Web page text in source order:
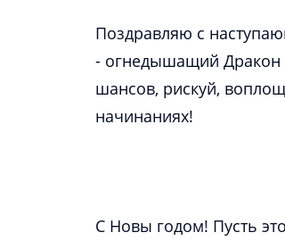
Поздравляю с
- огнедышащий Дракон
шансов, рискуй,
С Новы годом! Пусть